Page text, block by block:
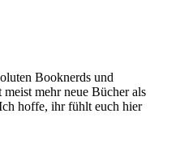
Booknerds und
mehr neue Bücher als
hoffe, ihr fühlt euch hier